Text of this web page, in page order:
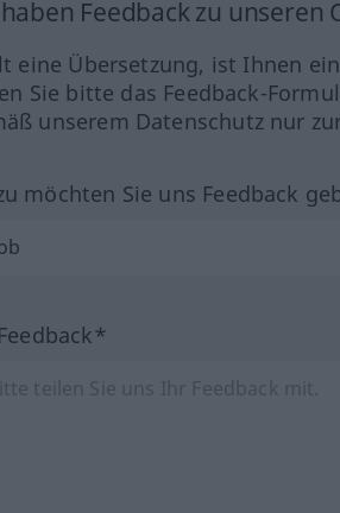
Feedback zu
eine Übersetzung, ist Ihnen
Sie bitte das Feedback-
unserem Datenschutz nur
möchten Sie uns Feedback